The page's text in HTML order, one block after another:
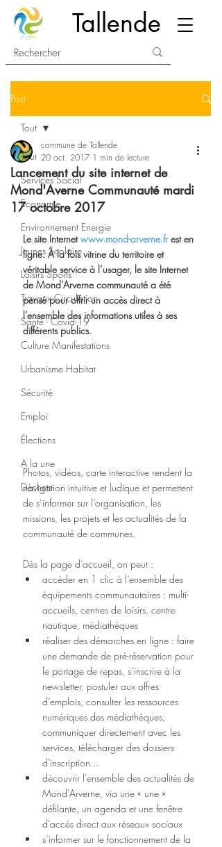
Tallende
Post
Tout
Services Social
Economie
Environnement Energie
Jeunes Scolaire
Loisirs Sports
Travaux Circulation
Santé - Covid-19
Culture Manifestations
Urbanisme Habitat
Sécurité
Emploi
Élections
A la une
Déchets
Tout
Lancement du site internet de
Mond'Averne Communauté mardi
17 octobre 2017
commune de Tallende
20 oct. 2017 1 min de lecture
Le site Internet www.mond-arverne.fr est en
ligne. À la fois vitrine du territoire et
véritable service à l’usager, le site Internet
de Mond’Arverne communauté a été
pensé pour offrir un accès direct à
l’ensemble des informations utiles à ses
différents publics.
Photos, vidéos, carte interactive rendent la
navigation intuitive et ludique et permettent
de s’informer sur l’organisation, les
missions, les projets et les actualités de la
communauté de communes.
Dès la page d’accueil, on peut :
accéder en 1 clic à l’ensemble des
équipements communautaires : multi-
accueils, centres de loisirs, centre
nautique, médiathèques
réaliser des démarches en ligne : faire
une demande de pré-réservation pour
le portage de repas, s’inscrire à la
newsletter, postuler aux offres
d’emplois, consulter les ressources
numériques des médiathèques,
communiquer directement avec les
services, télécharger des dossiers
d'inscription...
découvrir l’ensemble des actualités de
Mond’Arverne, via une « une »
défilante, un agenda et une fenêtre
d’accès direct aux réseaux sociaux
s’informer sur le fonctionnement de la